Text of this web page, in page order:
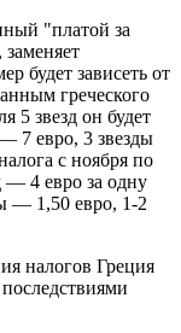
"платой за
будет зависеть от
греческого
5 звезд он будет
7 евро, 3 звезды
с ноября по
— 4 евро за одну
— 1,50 евро, 1-2
налогов Греция